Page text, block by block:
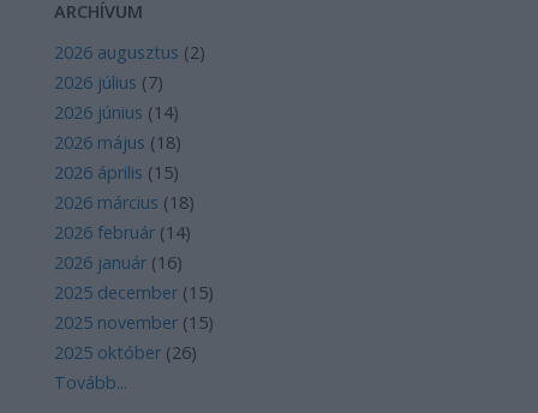
ARCHÍVUM
2026 augusztus (2)
2026 július (7)
2026 június (14)
2026 május (18)
2026 április (15)
2026 március (18)
2026 február (14)
2026 január (16)
2025 december (15)
2025 november (15)
2025 október (26)
Tovább...